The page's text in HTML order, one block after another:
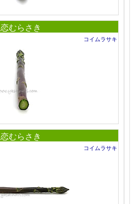
恋むらさき
コイムラサキ
恋むらさき
コイムラサキ